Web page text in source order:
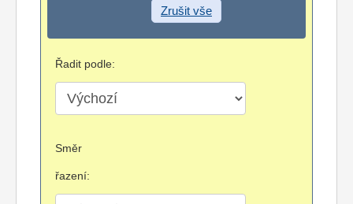
Zrušit vše
Řadit podle:
Směr
řazení: